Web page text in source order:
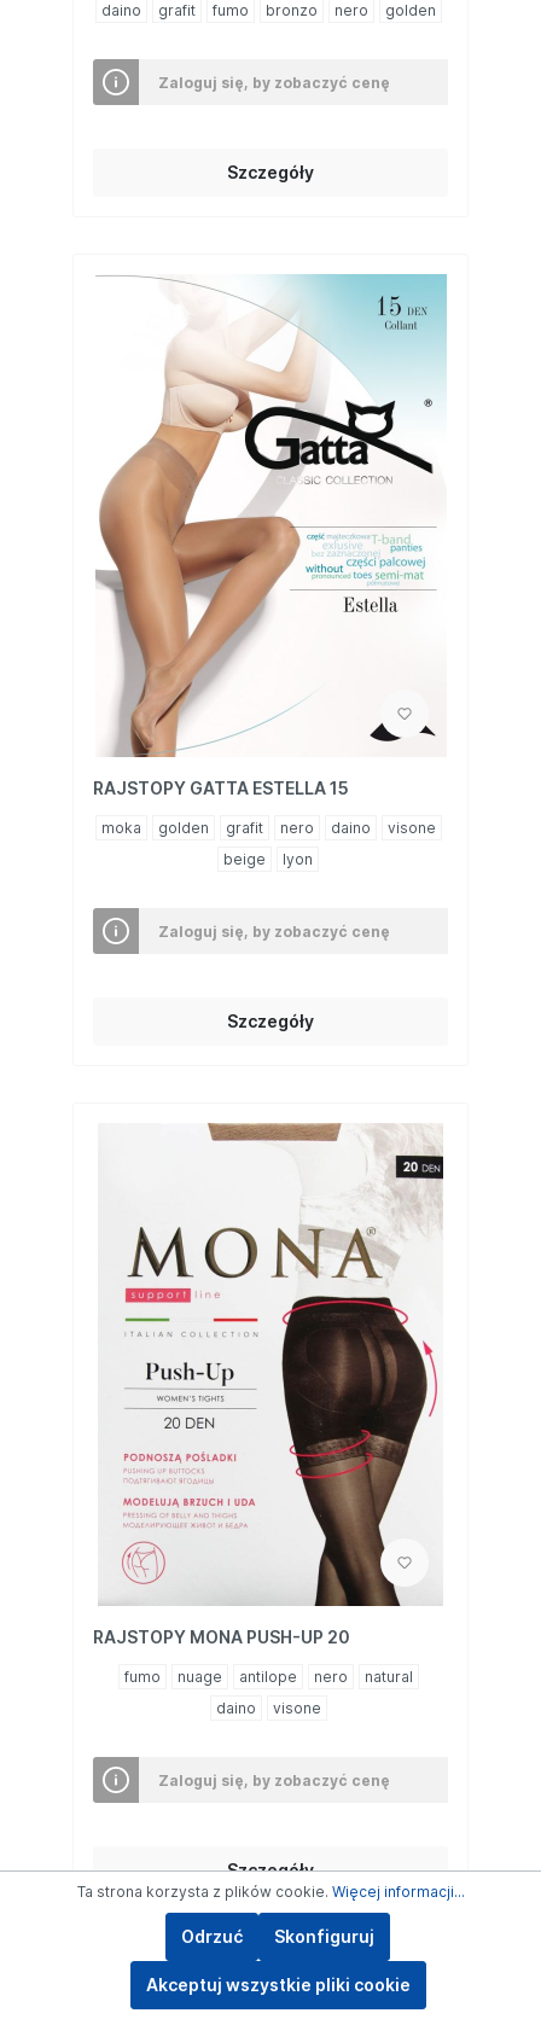
daino grafit fumo bronzo nero golden
Zaloguj się, by zobaczyć cenę
Szczegóły
RAJSTOPY GATTA ESTELLA 15
moka golden grafit nero daino
visone
beige
lyon
Zaloguj się, by zobaczyć cenę
Szczegóły
RAJSTOPY MONA PUSH-UP 20
fumo nuage antilope nero
natural
daino
visone
Zaloguj się, by zobaczyć cenę
Szczegóły
Ta strona korzysta z plików cookie. Więcej informacji...
Odrzuć Skonfiguruj
Akceptuj wszystkie pliki cookie